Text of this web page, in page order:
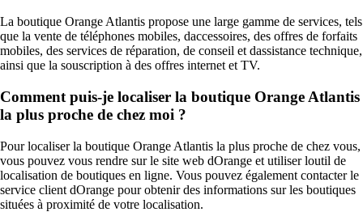
La boutique Orange Atlantis propose une large gamme de services, tels
que la vente de téléphones mobiles, daccessoires, des offres de forfaits
mobiles, des services de réparation, de conseil et dassistance technique,
ainsi que la souscription à des offres internet et TV.
Comment puis-je localiser la boutique Orange Atlantis
la plus proche de chez moi ?
Pour localiser la boutique Orange Atlantis la plus proche de chez vous,
vous pouvez vous rendre sur le site web dOrange et utiliser loutil de
localisation de boutiques en ligne. Vous pouvez également contacter le
service client dOrange pour obtenir des informations sur les boutiques
situées à proximité de votre localisation.